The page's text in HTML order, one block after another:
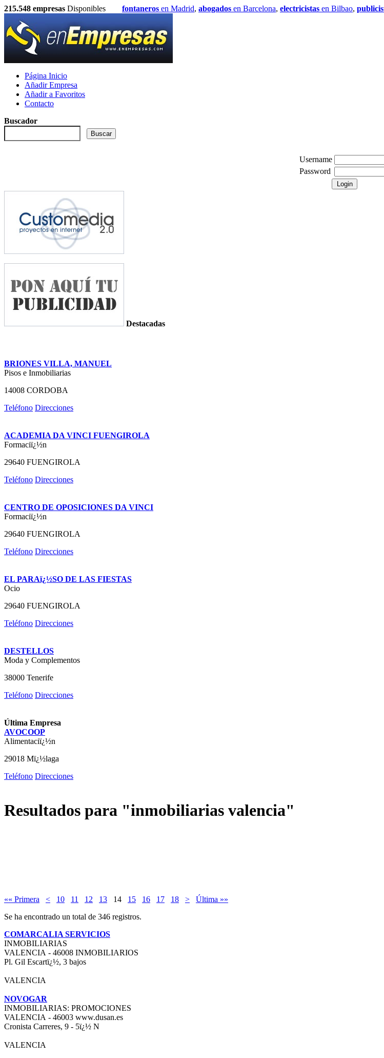
215.548 empresas Disponibles fontaneros en Madrid, abogados en Barcelona, electricistas en Bilbao,
Página Inicio
Añadir Empresa
Añadir a Favoritos
Contacto
Buscador
Username
Password
Destacadas
BRIONES VILLA, MANUEL
Pisos e Inmobiliarias
14008 CORDOBA
Teléfono Direcciones
ACADEMIA DA VINCI FUENGIROLA
Formaciï¿½n
29640 FUENGIROLA
Teléfono Direcciones
CENTRO DE OPOSICIONES DA VINCI
Formaciï¿½n
29640 FUENGIROLA
Teléfono Direcciones
EL PARAï¿½SO DE LAS FIESTAS
Ocio
29640 FUENGIROLA
Teléfono Direcciones
DESTELLOS
Moda y Complementos
38000 Tenerife
Teléfono Direcciones
Última Empresa
AVOCOOP
Alimentaciï¿½n
29018 Mï¿½laga
Teléfono Direcciones
Resultados para "inmobiliarias valencia"
«« Primera < 10 11 12 13 14 15 16 17 18 >
Última »»
Se ha encontrado un total de 346 registros.
COMARCALIA SERVICIOS
INMOBILIARIAS
VALENCIA - 46008 INMOBILIARIOS
Pl. Gil Escartï¿½, 3 bajos
VALENCIA
NOVOGAR
INMOBILIARIAS: PROMOCIONES
VALENCIA - 46003 www.dusan.es
Cronista Carreres, 9 - 5ï¿½ N
VALENCIA